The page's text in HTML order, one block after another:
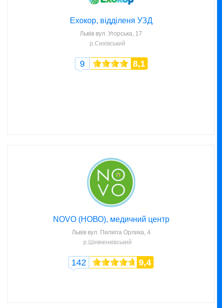
Ехокор, відділеня УЗД
Львів вул. Угорська, 17
р.Сихівський
9 8,1
NOVO (НОВО), медичний центр
Львів вул. Пилипа Орлика, 4
р.Шевченківський
142 9,4